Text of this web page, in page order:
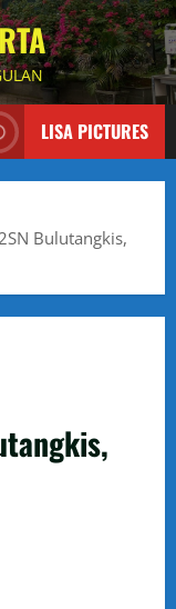
LISA PICTURES
Bulutangkis,